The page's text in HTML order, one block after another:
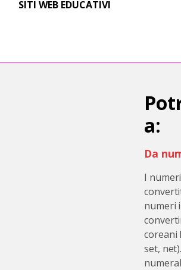
SITI WEB EDUCATIVI
a:
Da
I
numeri
coreani
set,